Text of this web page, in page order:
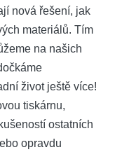
nová řešení, jak
materiálů. Tím
na našich
život ještě více!
tiskárnu,
ostatních
opravdu